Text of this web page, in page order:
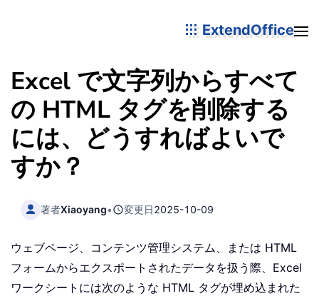
ExtendOffice
Excel で文字列からすべて
の HTML タグを削除する
には、どうすればよいで
すか？
著者Xiaoyang• 変更日2025-10-09
ウェブページ、コンテンツ管理システム、または HTML
フォームからエクスポートされたデータを扱う際、Excel
ワークシートには次のような HTML タグが埋め込まれた